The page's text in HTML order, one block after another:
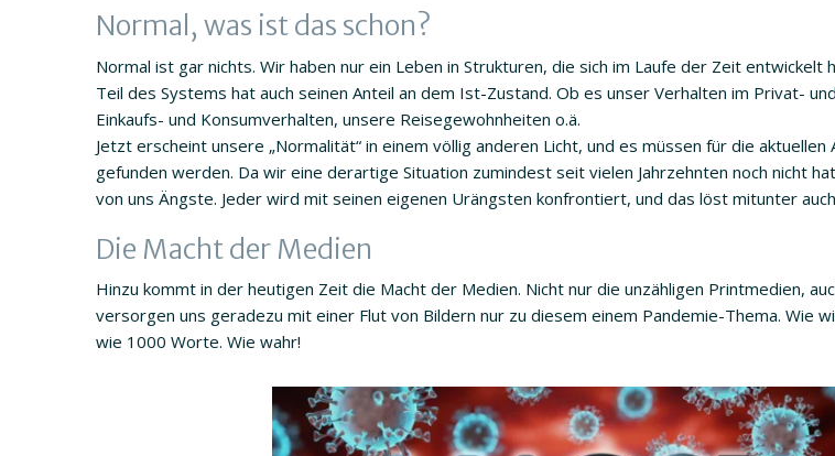
Normal, was ist das schon?
Normal ist gar nichts. Wir haben nur ein Leben in Strukturen, die sich im Laufe der Zeit entwickelt
Teil des Systems hat auch seinen Anteil an dem Ist-Zustand. Ob es unser Verhalten im Privat-
Einkaufs- und Konsumverhalten, unsere Reisegewohnheiten o.ä.
Jetzt erscheint unsere „Normalität“ in einem völlig anderen Licht, und es müssen für die aktuellen
gefunden werden. Da wir eine derartige Situation zumindest seit vielen Jahrzehnten noch nicht
von uns Ängste. Jeder wird mit seinen eigenen Urängsten konfrontiert, und das löst mitunter
Die Macht der Medien
Hinzu kommt in der heutigen Zeit die Macht der Medien. Nicht nur die unzähligen Printmedien,
versorgen uns geradezu mit einer Flut von Bildern nur zu diesem einem Pandemie-Thema. Wie
wie 1000 Worte. Wie wahr!